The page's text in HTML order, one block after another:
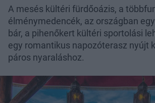
A mesés kültéri fürdőoázis, a
élménymedencék, az országban
bár, a pihenőkert kültéri sportolási
egy romantikus napozóterasz nyújt
páros nyaraláshoz.